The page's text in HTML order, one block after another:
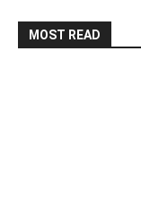
MOST READ